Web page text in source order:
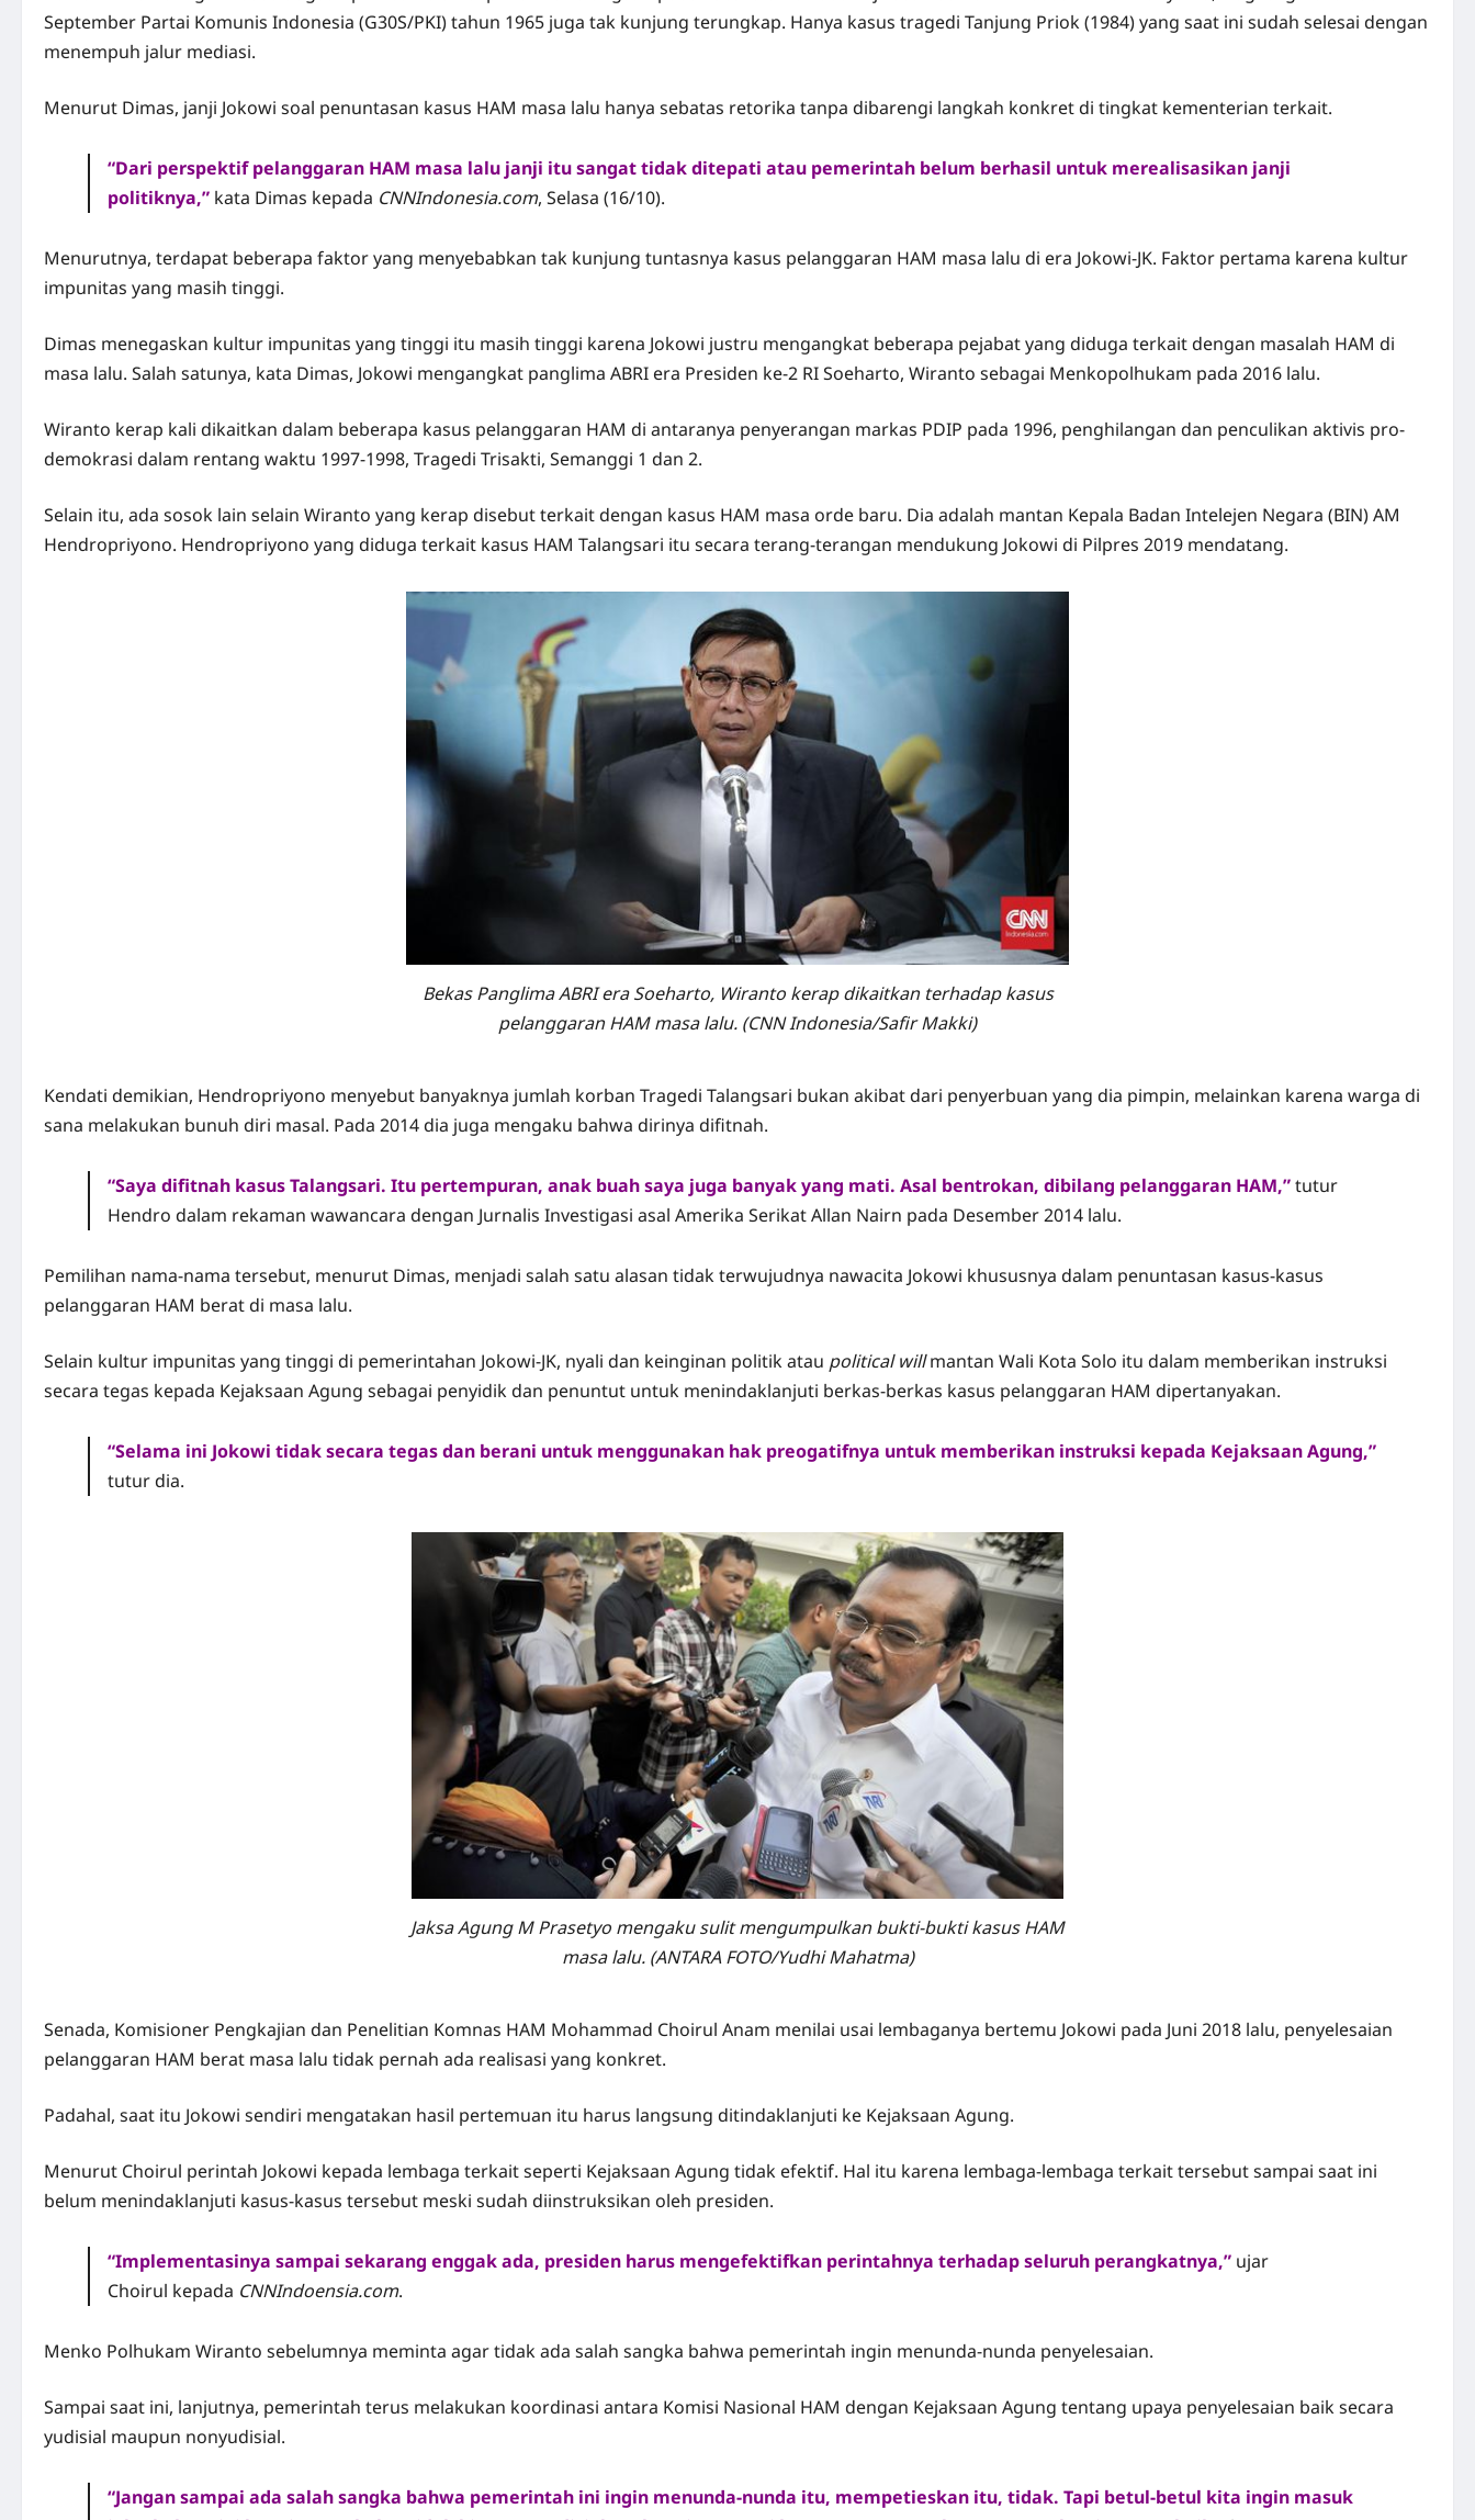
September Partai Komunis Indonesia (G30S/PKI) tahun 1965 juga tak kunjung terungkap. Hanya kasus tragedi Tanjung Priok (1984) yang saat ini sudah selesai dengan
menempuh jalur mediasi.
Menurut Dimas, janji Jokowi soal penuntasan kasus HAM masa lalu hanya sebatas retorika tanpa dibarengi langkah konkret di tingkat kementerian terkait.
“Dari perspektif pelanggaran HAM masa lalu janji itu sangat tidak ditepati atau pemerintah belum berhasil untuk merealisasikan janji
politiknya,” kata Dimas kepada CNNIndonesia.com, Selasa (16/10).
Menurutnya, terdapat beberapa faktor yang menyebabkan tak kunjung tuntasnya kasus pelanggaran HAM masa lalu di era Jokowi-JK. Faktor pertama karena kultur
impunitas yang masih tinggi.
Dimas menegaskan kultur impunitas yang tinggi itu masih tinggi karena Jokowi justru mengangkat beberapa pejabat yang diduga terkait dengan masalah HAM di
masa lalu. Salah satunya, kata Dimas, Jokowi mengangkat panglima ABRI era Presiden ke-2 RISoeharto, Wiranto sebagai Menkopolhukam pada 2016 lalu.
Wiranto kerap kali dikaitkan dalam beberapa kasus pelanggaran HAM di antaranya penyerangan markas PDIP pada 1996, penghilangan dan penculikan aktivis pro-
demokrasi dalam rentang waktu 1997-1998, Tragedi Trisakti, Semanggi 1 dan 2.
Selain itu, ada sosok lain selain Wiranto yang kerap disebut terkait dengan kasus HAM masa orde baru. Dia adalah mantan Kepala Badan Intelejen Negara (BIN)AM
Hendropriyono. Hendropriyono yang diduga terkait kasus HAM Talangsari itu secara terang-terangan mendukung Jokowi di Pilpres 2019 mendatang.
Bekas Panglima ABRI era Soeharto, Wiranto kerap dikaitkan terhadap kasus
pelanggaran HAM masa lalu. (CNN Indonesia/Safir Makki)
Kendati demikian, Hendropriyono menyebut banyaknya jumlah korban Tragedi Talangsari bukan akibat dari penyerbuan yang dia pimpin, melainkan karena warga di
sana melakukan bunuh diri masal. Pada 2014 dia juga mengaku bahwa dirinya difitnah.
“Saya difitnah kasus Talangsari. Itu pertempuran, anak buah saya juga banyak yang mati. Asal bentrokan, dibilang pelanggaran HAM,”tutur
Hendro dalam rekaman wawancara dengan Jurnalis Investigasi asal Amerika Serikat Allan Nairn pada Desember 2014 lalu.
Pemilihan nama-nama tersebut, menurut Dimas, menjadi salah satu alasan tidak terwujudnya nawacita Jokowi khususnya dalam penuntasan kasus-kasus
pelanggaran HAM berat di masa lalu.
Selain kultur impunitas yang tinggi di pemerintahan Jokowi-JK, nyali dan keinginan politik atau political willmantan Wali Kota Solo itu dalam memberikan instruksi
secara tegas kepada Kejaksaan Agung sebagai penyidik dan penuntut untuk menindaklanjuti berkas-berkas kasus pelanggaran HAM dipertanyakan.
“Selama ini Jokowi tidak secara tegas dan berani untuk menggunakan hak preogatifnya untuk memberikan instruksi kepada Kejaksaan Agung,”
tutur dia.
Jaksa Agung M Prasetyo mengaku sulit mengumpulkan bukti-bukti kasus HAM
masa lalu. (ANTARA FOTO/Yudhi Mahatma)
Senada, Komisioner Pengkajian dan Penelitian Komnas HAM Mohammad Choirul Anam menilai usai lembaganya bertemu Jokowi pada Juni 2018 lalu, penyelesaian
pelanggaran HAM berat masa lalu tidak pernah ada realisasi yang konkret.
Padahal, saat itu Jokowi sendiri mengatakan hasil pertemuan itu harus langsung ditindaklanjuti ke Kejaksaan Agung.
Menurut Choirul perintah Jokowi kepada lembaga terkait seperti Kejaksaan Agung tidak efektif. Hal itu karena lembaga-lembaga terkait tersebut sampai saat ini
belum menindaklanjuti kasus-kasus tersebut meski sudah diinstruksikan oleh presiden.
“Implementasinya sampai sekarang enggak ada, presiden harus mengefektifkan perintahnya terhadap seluruh perangkatnya,” ujar
Choirul kepada CNNIndoensia.com.
Menko Polhukam Wiranto sebelumnya meminta agar tidak ada salah sangka bahwa pemerintah ingin menunda-nunda penyelesaian.
Sampai saat ini, lanjutnya, pemerintah terus melakukan koordinasi antara Komisi Nasional HAM dengan Kejaksaan Agung tentang upaya penyelesaian baik secara
yudisial maupun nonyudisial.
“Jangan sampai ada salah sangka bahwa pemerintah ini ingin menunda-nunda itu, mempetieskan itu, tidak. Tapi betul-betul kita ingin masuk